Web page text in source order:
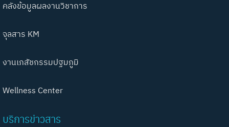
คลังข้อมูลผลงานวิชาการ
จุลสาร KM
งานเภสัชกรรมปฐมภูมิ
Wellness Center
บริการข่าวสาร